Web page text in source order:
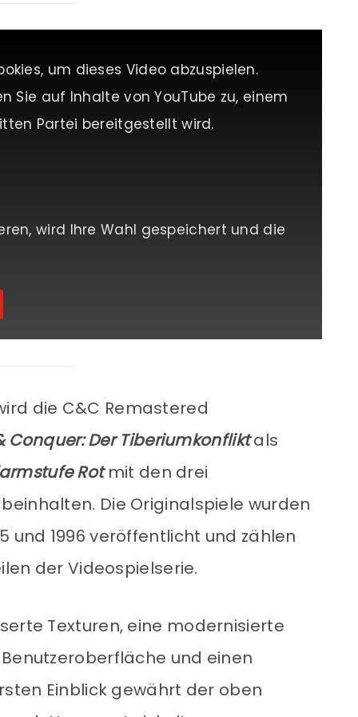
um dieses Video abzuspielen.
Sie auf Inhalte von YouTube zu, einem
Partei bereitgestellt wird.
wird Ihre Wahl gespeichert und die
die C&C Remastered
Der Tiberiumkonflikt als
Rotmit den drei
Die Originalspiele wurden
und 1996 veröffentlicht und zählen
der Videospielserie.
Texturen, eine modernisierte
und einen
Einblick gewährt der oben